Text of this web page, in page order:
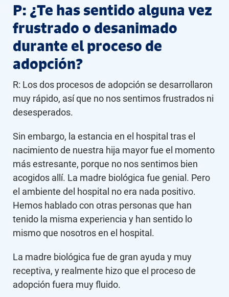
P: ¿Te has sentido alguna vez
frustrado o desanimado
durante el proceso de
adopción?
R: Los dos procesos de adopción se desarrollaron
muy rápido, así que no nos sentimos frustrados ni
desesperados.
Sin embargo, la estancia en el hospital tras el
nacimiento de nuestra hija mayor fue el momento
más estresante, porque no nos sentimos bien
acogidos allí. La madre biológica fue genial. Pero
el ambiente del hospital no era nada positivo.
Hemos hablado con otras personas que han
tenido la misma experiencia y han sentido lo
mismo que nosotros en el hospital.
La madre biológica fue de gran ayuda y muy
receptiva, y realmente hizo que el proceso de
adopción fuera muy fluido.